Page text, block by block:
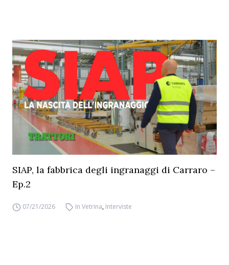
SIAP, la fabbrica degli ingranaggi di Carraro –
Ep.2
07/21/2026 In Vetrina, Interviste